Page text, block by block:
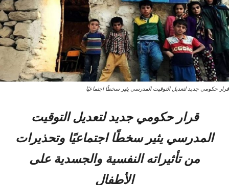
قرار حكومي جديد لتعديل التوقيت المدرسي يثير سخطًا اجتماعيًا
قرار حكومي جديد لتعديل التوقيت
المدرسي يثير سخطًا اجتماعيًا وتحذيرات
من تأثيراته النفسية والجسدية على
الأطفال